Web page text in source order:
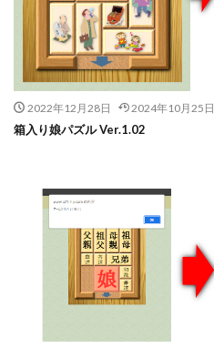
2022年12月28日 2024年10月25日
箱入り娘パズル Ver.1.02